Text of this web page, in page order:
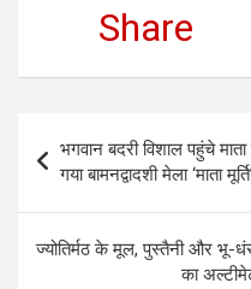
Share
navigation
भगवान बदरी विशाल पहुंचे
गया बामनद्वादशी मेला ‘माता मूर्ति’
ज्योतिर्मठ के मूल, पुस्तैनी और भू-
का